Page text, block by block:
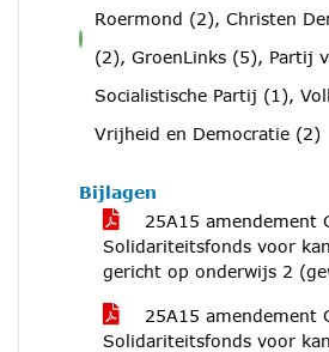
voor
Roermond (2), Christen
(2), GroenLinks (5), Partij
Socialistische Partij (1),
Vrijheid en Democratie (2)
Bijlagen
25A15 amendement
Solidariteitsfonds voor
gericht op onderwijs 2
25A15 amendement
Solidariteitsfonds voor